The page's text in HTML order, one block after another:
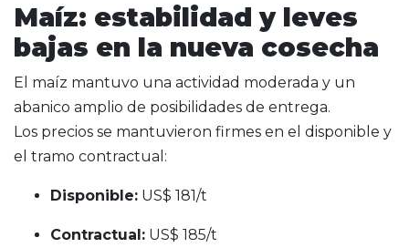
Maíz: estabilidad y leves
bajas en la nueva cosecha
El maíz mantuvo una actividad moderada y un
abanico amplio de posibilidades de entrega.
Los precios se mantuvieron firmes en el disponible y
el tramo contractual:
Disponible: US$ 181/t
Contractual: US$ 185/t